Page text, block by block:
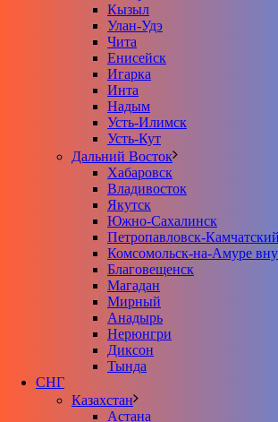
Кызыл
Улан-Удэ
Чита
Енисейск
Игарка
Инта
Надым
Усть-Илимск
Усть-Кут
Дальний Восток
Хабаровск
Владивосток
Якутск
Южно-Сахалинск
Петропавловск-Камчатский
Комсомольск-на-Амуре
Благовещенск
Магадан
Мирный
Анадырь
Нерюнгри
Диксон
Тында
СНГ
Казахстан
Астана